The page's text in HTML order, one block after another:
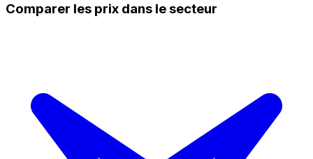
Comparer les prix dans le secteur